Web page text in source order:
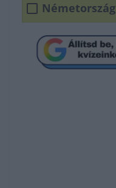
Németország